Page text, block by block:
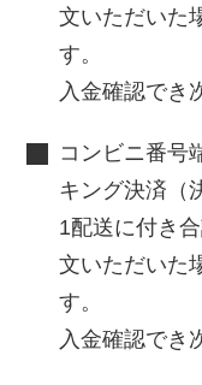
文いただいた
す。
入金確認でき
コンビニ番号
キング決済（
1配送に付き
文いただいた
す。
入金確認でき